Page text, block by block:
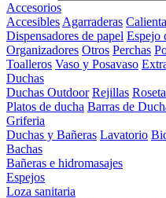
Accesorios
Accesibles Agarraderas
Dispensadores de papel Espejo
Organizadores Otros Perchas
Toalleros Vaso y Posavaso
Duchas
Duchas Outdoor Rejillas
Platos de ducha Barras de
Griferia
Duchas y Bañeras Lavatorio
Bachas
Bañeras e hidromasajes
Espejos
Loza sanitaria